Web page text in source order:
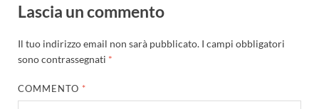
Lascia un commento
Il tuo indirizzo email non sarà pubblicato. I campi obbligatori
sono contrassegnati *
COMMENTO *